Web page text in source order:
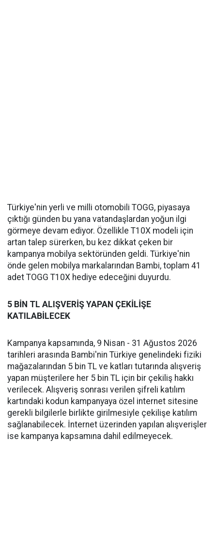
Türkiye'nin yerli ve milli otomobili TOGG, piyasaya
çıktığı günden bu yana vatandaşlardan yoğun ilgi
görmeye devam ediyor. Özellikle T10X modeli için
artan talep sürerken, bu kez dikkat çeken bir
kampanya mobilya sektöründen geldi. Türkiye'nin
önde gelen mobilya markalarından Bambi, toplam 41
adet TOGG T10X hediye edeceğini duyurdu.
5 BİN TL ALIŞVERİŞ YAPAN ÇEKİLİŞE
KATILABİLECEK
Kampanya kapsamında, 9 Nisan - 31 Ağustos 2026
tarihleri arasında Bambi'nin Türkiye genelindeki fiziki
mağazalarından 5 bin TL ve katları tutarında alışveriş
yapan müşterilere her 5 bin TL için bir çekiliş hakkı
verilecek. Alışveriş sonrası verilen şifreli katılım
kartındaki kodun kampanyaya özel internet sitesine
gerekli bilgilerle birlikte girilmesiyle çekilişe katılım
sağlanabilecek. İnternet üzerinden yapılan alışverişler
ise kampanya kapsamına dahil edilmeyecek.